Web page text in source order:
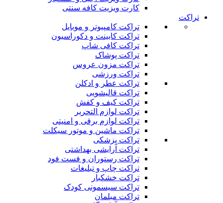
کارت ویزیت کافه سنتی
تراکت
تراکت کامپیوتر و موبایل
تراکت کابینت و دکوراسیون
تراکت کافی شاپ
تراکت پوشاک
تراکت مزون عروس
تراکت ورزشی
تراکت عطر و ادکلن
تراکت قالیشویی
تراکت کیف و کفش
تراکت لوازم التحریر
تراکت لوازم برقی و امنیتی
تراکت ماشین و موتور سیکلت
تراکت پزشکی
تراکت آرایشی بهداشتی
تراکت رستوران و فست فود
تراکت چاپ و تبلیغات
تراکت خشکبار
تراکت سیسمونی کودک
تراکت مبلمان